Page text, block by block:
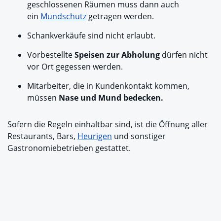
geschlossenen Räumen muss dann auch
ein Mundschutz getragen werden.
Schankverkäufe sind nicht erlaubt.
VorbestellteSpeisen zur Abholung dürfen nicht
vor Ort gegessen werden.
Mitarbeiter, die in Kundenkontakt kommen,
müssen Nase und Mund bedecken.
Sofern die Regeln einhaltbar sind, ist die Öffnung aller
Restaurants, Bars, Heurigen und sonstiger
Gastronomiebetrieben gestattet.